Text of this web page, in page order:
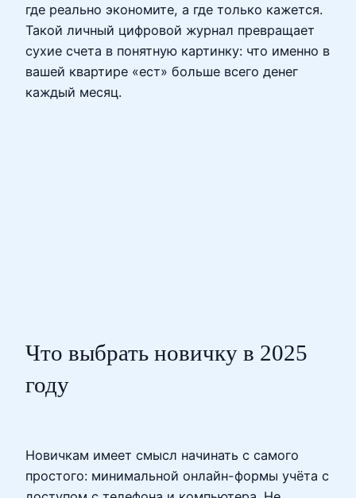
где реально экономите, а где только кажется.
Такой личный цифровой журнал превращает
сухие счета в понятную картинку: что именно в
вашей квартире «ест» больше всего денег
каждый месяц.
Что выбрать новичку в 2025
году
Новичкам имеет смысл начинать с самого
простого: минимальной онлайн-формы учёта с